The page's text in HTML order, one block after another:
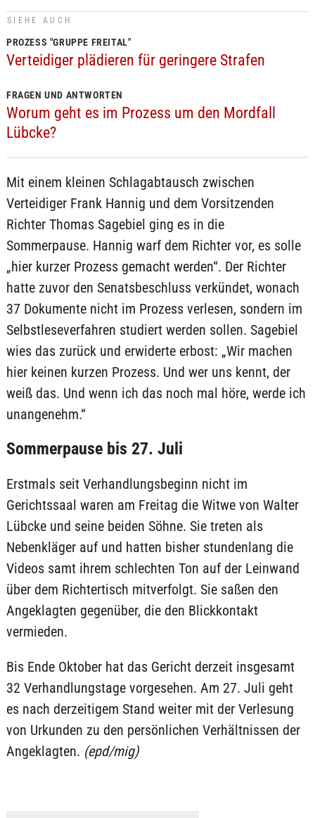
SIEHE AUCH
PROZESS "GRUPPE FREITAL"
Verteidiger plädieren für geringere Strafen
FRAGEN UND ANTWORTEN
Worum geht es im Prozess um den Mordfall
Lübcke?
Mit einem kleinen Schlagabtausch zwischen
Verteidiger Frank Hannig und dem Vorsitzenden
Richter Thomas Sagebiel ging es in die
Sommerpause. Hannig warf dem Richter vor, es solle
„hier kurzer Prozess gemacht werden“. Der Richter
hatte zuvor den Senatsbeschluss verkündet, wonach
37 Dokumente nicht im Prozess verlesen, sondern im
Selbstleseverfahren studiert werden sollen. Sagebiel
wies das zurück und erwiderte erbost: „Wir machen
hier keinen kurzen Prozess. Und wer uns kennt, der
weiß das. Und wenn ich das noch mal höre, werde ich
unangenehm.“
Sommerpause bis 27. Juli
Erstmals seit Verhandlungsbeginn nicht im
Gerichtssaal waren am Freitag die Witwe von Walter
Lübcke und seine beiden Söhne. Sie treten als
Nebenkläger auf und hatten bisher stundenlang die
Videos samt ihrem schlechten Ton auf der Leinwand
über dem Richtertisch mitverfolgt. Sie saßen den
Angeklagten gegenüber, die den Blickkontakt
vermieden.
Bis Ende Oktober hat das Gericht derzeit insgesamt
32 Verhandlungstage vorgesehen. Am 27. Juli geht
es nach derzeitigem Stand weiter mit der Verlesung
von Urkunden zu den persönlichen Verhältnissen der
Angeklagten. (epd/mig)